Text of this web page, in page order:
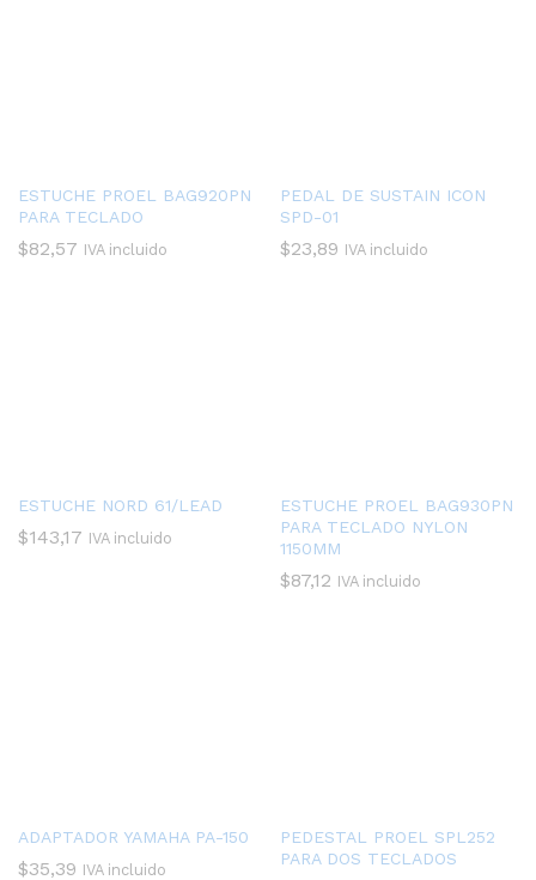
ESTUCHE PROEL BAG920PN
PARA TECLADO
$82,57 IVA incluido
PEDAL DE SUSTAIN ICON
SPD-01
$23,89 IVA incluido
ESTUCHE NORD 61/LEAD
$143,17 IVA incluido
ESTUCHE PROEL BAG930PN
PARA TECLADO NYLON
1150MM
$87,12 IVA incluido
ADAPTADOR YAMAHA PA-150
$35,39 IVA incluido
PEDESTAL PROEL SPL252
PARA DOS TECLADOS